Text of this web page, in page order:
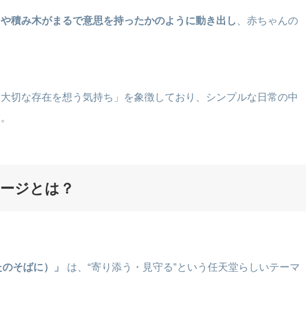
積み木がまるで意思を持ったかのように動き出し 、赤ちゃんの
切な存在を想う気持ち」を象徴しており、シンプルな日常の中
ジとは？
そばに）」
は、“寄り添う・見守る”という任天堂らしいテーマ